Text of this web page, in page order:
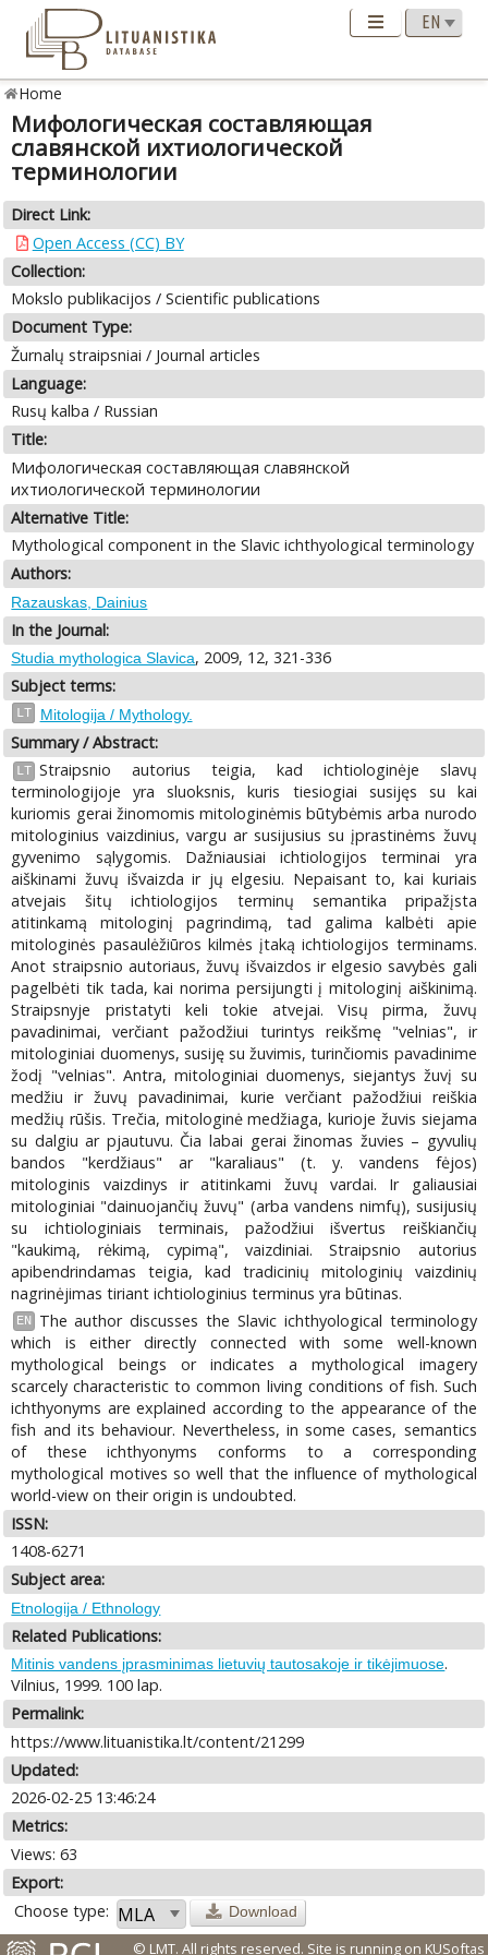
Home
Мифологическая составляющая
славянской ихтиологической
терминологии
Direct Link:
Open Access (CC) BY
Collection:
Mokslo publikacijos / Scientific publications
Document Type:
Žurnalų straipsniai / Journal articles
Language:
Rusų kalba / Russian
Title:
Мифологическая составляющая славянской
ихтиологической терминологии
Alternative Title:
Mythological component in the Slavic ichthyological terminology
Authors:
Razauskas, Dainius
In the Journal:
Studia mythologica Slavica, 2009, 12, 321-336
Subject terms:
LT Mitologija / Mythology.
Summary / Abstract:
LT Straipsnio autorius teigia, kad ichtiologinėje slavų
terminologijoje yra sluoksnis, kuris tiesiogiai susijęs su kai
kuriomis gerai žinomomis mitologinėmis būtybėmis arba nurodo
mitologinius vaizdinius, vargu ar susijusius su įprastinėms žuvų
gyvenimo sąlygomis. Dažniausiai ichtiologijos terminai yra
aiškinami žuvų išvaizda ir jų elgesiu. Nepaisant to, kai kuriais
atvejais šitų ichtiologijos terminų semantika pripažįsta
atitinkamą mitologinį pagrindimą, tad galima kalbėti apie
mitologinės pasaulėžiūros kilmės įtaką ichtiologijos terminams.
Anot straipsnio autoriaus, žuvų išvaizdos ir elgesio savybės gali
pagelbėti tik tada, kai norima persijungti į mitologinį aiškinimą.
Straipsnyje pristatyti keli tokie atvejai. Visų pirma, žuvų
pavadinimai, verčiant pažodžiui turintys reikšmę "velnias", ir
mitologiniai duomenys, susiję su žuvimis, turinčiomis pavadinime
žodį "velnias". Antra, mitologiniai duomenys, siejantys žuvį su
medžiu ir žuvų pavadinimai, kurie verčiant pažodžiui reiškia
medžių rūšis. Trečia, mitologinė medžiaga, kurioje žuvis siejama
su dalgiu ar pjautuvu. Čia labai gerai žinomas žuvies – gyvulių
bandos "kerdžiaus" ar "karaliaus" (t. y. vandens fėjos)
mitologinis vaizdinys ir atitinkami žuvų vardai. Ir galiausiai
mitologiniai "dainuojančių žuvų" (arba vandens nimfų), susijusių
su ichtiologiniais terminais, pažodžiui išvertus reiškiančių
"kaukimą, rėkimą, cypimą", vaizdiniai. Straipsnio autorius
apibendrindamas teigia, kad tradicinių mitologinių vaizdinių
nagrinėjimas tiriant ichtiologinius terminus yra būtinas.
EN
The author discusses the Slavic ichthyological terminology
which is either directly connected with some well-known
mythological beings or indicates a mythological imagery
scarcely characteristic to common living conditions of fish. Such
ichthyonyms are explained according to the appearance of the
fish and its behaviour. Nevertheless, in some cases, semantics
of these ichthyonyms conforms to a corresponding
mythological motives so well that the influence of mythological
world-view on their origin is undoubted.
ISSN:
1408-6271
Subject area:
Etnologija / Ethnology
Related Publications:
Mitinis vandens įprasminimas lietuvių tautosakoje ir tikėjimuose.
Vilnius, 1999. 100 lap.
Permalink:
https://www.lituanistika.lt/content/21299
Updated:
2026-02-25 13:46:24
Metrics:
Views: 63
Export:
Choose type:
Download
© LMT. All rights reserved. Site is running on KUSoftas